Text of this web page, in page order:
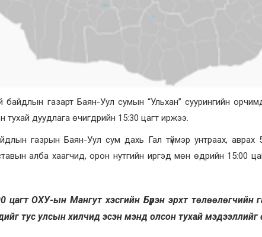
газарт Баян-Уул сумын “Ульхан” суурингийн
тухай дуудлага өчигдрийн 15:30 цагт иржээ.
газрын Баян-Уул сум дахь Гал түймэр унтраах, аврах
алба хаагчид, орон нутгийн иргэд мөн өдрийн 15:00
цагт ОХУ-ын Мангут хэсгийн Бүрэн эрхт төлөөлөгчийн
тус улсын хилчид эсэн мэнд олсон тухай мэдээллийг